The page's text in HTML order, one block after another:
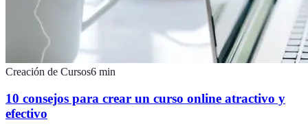
Creación de Cursos6 min
10 consejos para crear un curso online atractivo y
efectivo